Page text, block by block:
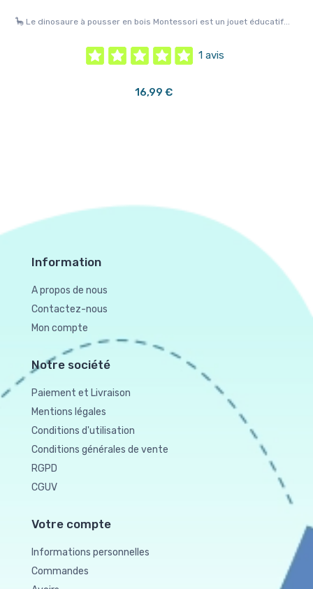
🦕 Le dinosaure à pousser en bois Montessori est un jouet éducatif...
1 avis
16,99 €
Information
A propos de nous
Contactez-nous
Mon compte
Notre société
Paiement et Livraison
Mentions légales
Conditions d'utilisation
Conditions générales de vente
RGPD
CGUV
Votre compte
Informations personnelles
Commandes